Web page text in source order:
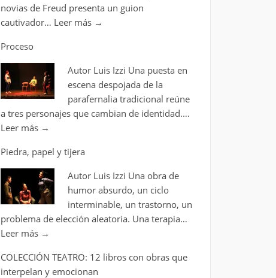
novias de Freud presenta un guion
cautivador… Leer más →
Proceso
Autor Luis Izzi Una puesta en
escena despojada de la
parafernalia tradicional reúne
a tres personajes que cambian de identidad.…
Leer más →
Piedra, papel y tijera
Autor Luis Izzi Una obra de
humor absurdo, un ciclo
interminable, un trastorno, un
problema de elección aleatoria. Una terapia…
Leer más →
COLECCIÓN TEATRO: 12 libros con obras que
interpelan y emocionan